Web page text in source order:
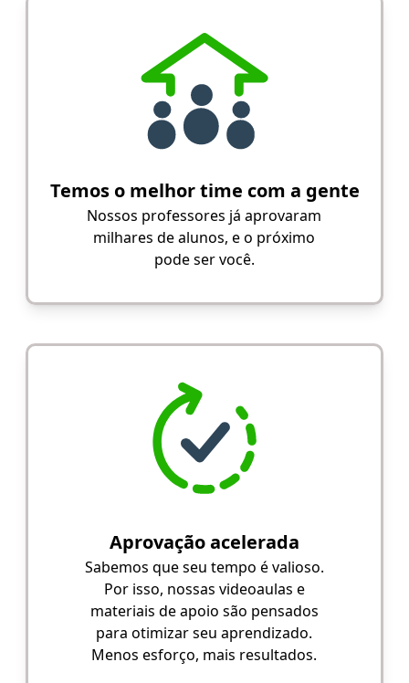
Temos o melhor time com a gente
Nossos professores já aprovaram
milhares de alunos, e o próximo
pode ser você.
Aprovação acelerada
Sabemos que seu tempo é valioso.
Por isso, nossas videoaulas e
materiais de apoio são pensados
para otimizar seu aprendizado.
Menos esforço, mais resultados.